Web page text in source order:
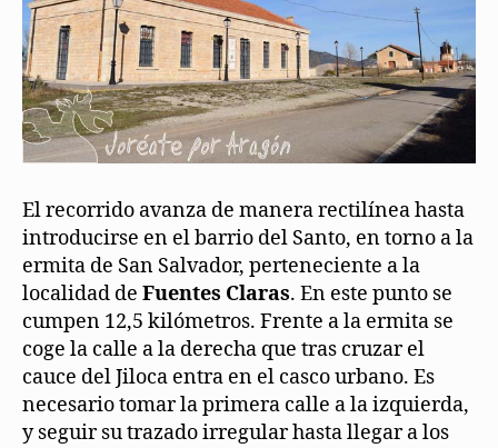
El recorrido avanza de manera rectilínea hasta
introducirse en el barrio del Santo, en torno a la
ermita de San Salvador, perteneciente a la
localidad de Fuentes Claras. En este punto se
cumpen 12,5 kilómetros. Frente a la ermita se
coge la calle a la derecha que tras cruzar el
cauce del Jiloca entra en el casco urbano. Es
necesario tomar la primera calle a la izquierda,
y seguir su trazado irregular hasta llegar a los